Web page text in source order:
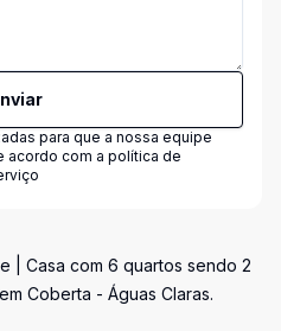
para que a nossa equipe
acordo com a política de
| Casa com 6 quartos sendo 2
Coberta - Águas Claras.